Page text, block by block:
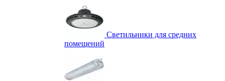
Светильники для средних
помещений